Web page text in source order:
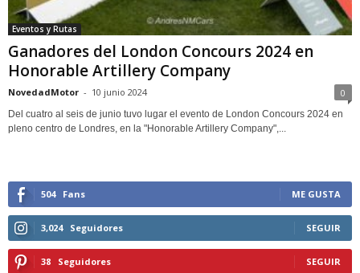
Eventos y Rutas
Ganadores del London Concours 2024 en
Honorable Artillery Company
NovedadMotor - 10 junio 2024 0
Del cuatro al seis de junio tuvo lugar el evento de London Concours 2024 en
pleno centro de Londres, en la "Honorable Artillery Company",...
504 Fans ME GUSTA
3,024 Seguidores SEGUIR
38 Seguidores SEGUIR